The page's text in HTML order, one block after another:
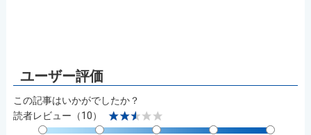
この記事はいかがでしたか？
読者レビュー（10）